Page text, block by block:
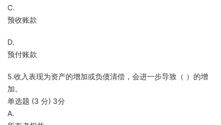
C.
预收账款
D.
预付账款
5.收入表现为资产的增加或负债清偿，会进一步导致（ ）的增
加。
单选题 (3 分) 3分
A.